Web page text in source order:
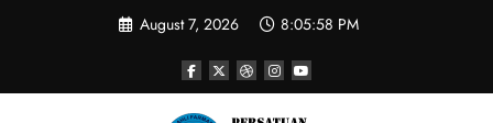
August 7, 2026 8:05:59 PM